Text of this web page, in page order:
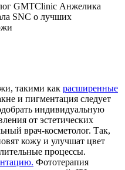
GMTClinic Анжелика
SNC о лучших
такими как расширенные
и пигментация следует
индивидуальную
от эстетических
врач-косметолог. Так,
кожу и улучшат цвет
процессы.
Фототерапия